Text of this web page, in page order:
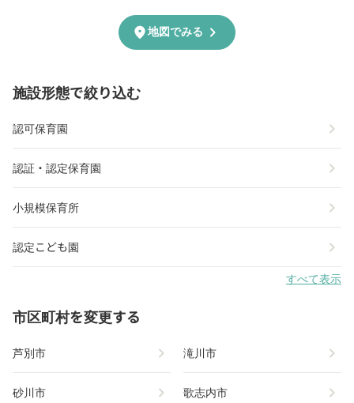
location_on地図でみる chevron_right
施設形態で絞り込む
認可保育園 chevron_right
認証・認定保育園 chevron_right
小規模保育所 chevron_right
認定こども園 chevron_right
すべて表示
市区町村を変更する
芦別市 chevron_right 滝川市 chevron_right
砂川市 chevron_right 歌志内市 chevron_right